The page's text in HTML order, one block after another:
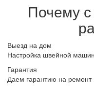
Почему
Выезд на дом
Настройка швейной
Гарантия
Даем гарантию на ремонт